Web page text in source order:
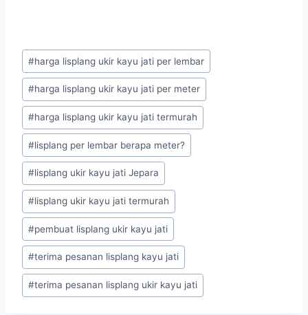
#harga lisplang ukir kayu jati per lembar
#harga lisplang ukir kayu jati per meter
#harga lisplang ukir kayu jati termurah
#lisplang per lembar berapa meter?
#lisplang ukir kayu jati Jepara
#lisplang ukir kayu jati termurah
#pembuat lisplang ukir kayu jati
#terima pesanan lisplang kayu jati
#terima pesanan lisplang ukir kayu jati